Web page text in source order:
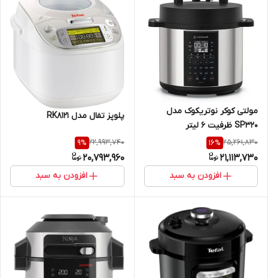
مولتی کوکر نوتریکوک مدل
SP320 ظرفیت ۶ لیتر
25,261,830
16%
21,113,730
افزودن به سبد
پلوپز تفال مدل RK8121
22,993,740
9%
20,793,960
افزودن به سبد